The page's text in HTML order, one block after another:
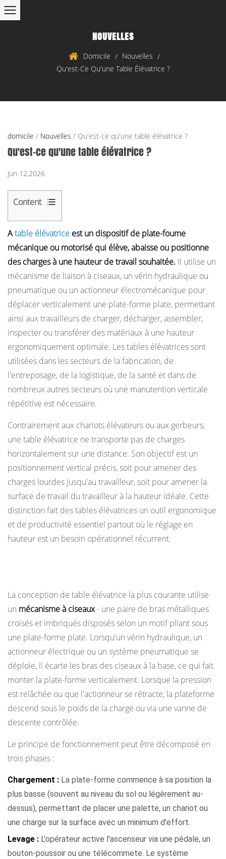
NOUVELLES
Domicile / Nouvelles /
Qu'est-Ce Qu'une Table Élévatrice ?
domicile / Nouvelles / Qu'est-ce qu'une table élévatrice ?
Qu'est-ce qu'une table élévatrice ?
Jun 12,2026
Content
1
Comment
fonctionne
une
table
élévatrice
2
Principaux
types
de
tables
élévatrices
2.1
Tables
à
ciseaux
2.2
Tables
élévatrices
à
palettes
2.3
Tables
Tables
élévatrices
rotatives
2.5
Tables
élévatrices
2.6
Tables
élévatrices
mobiles
portatives
2.7
Tables
élévatrices
en
acier
Atable élévatrice est un dispositif de plate-foume
mécanique ou motorisé qui élève, abaisse ou positionne
des charges à une hauteur de travail souhaitée. Il utilise un
mécanisme de liaison à ciseaux, un vérin hydraulique ou
pneumatique ou un actionneur électromécanique pour
déplacer verticalement une plate-forme plate, permettant
ainsi aux travailleurs de charger, décharger, assembler,
inspecter ou transférer des matériaux à une hauteur
ergonomiquement optimale. Les tables élévatrices sont
utilisées dans les secteurs de la fabrication, de
l'entreposage, de la logistique, de la santé et dans de
nombreux autres secteurs où une manutention verticale
répétitive est nécessaire.
Contrairement aux chariots élévateurs ou aux gerbeurs,
une table élévatrice ne transporte pas de charges
horizontalement sur une distance. Son objectif est un
positionnement vertical précis, soit pour amener des
charges lourdes jusqu'au travailleur, soit pour amener la
surface de travail du travailleur à la hauteur idéale. Cette
distinction fait des tables élévatrices un outil ergonomique
et de productivité essentiel partout où le réglage en
hauteur est un besoin opérationnel récurrent.
La conception de table élévatrice la plus courante utilise
un mécanisme à ciseaux- une paire de bras métalliques
croisés et imbriqués disposés selon un motif pliant sous
une plate-forme plate. Lorsqu'un vérin hydraulique, un
actionneur électrique ou un système pneumatique se
déploie, il écarte les bras des ciseaux à la base, ce qui fait
monter la plate-forme verticalement. Lorsque la pression
est relâchée ou que l'actionneur se rétracte, la plateforme
descend sous le poids de la charge ou via une vanne de
descente contrôlée.
Le principe de fonctionnement peut être décomposé en
trois phases :
Chargement : La plate-forme commence à sa position la
plus basse (souvent au niveau du sol ou légèrement au-
dessus), permettant de placer une palette, un chariot ou
une charge sur la surface avec un minimum d'effort.
Levage : L'opérateur active l'ascenseur via une pédale, un
bouton-poussoir ou une télécommete. Le système